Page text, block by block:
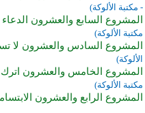
- مكتبة الألوكة)
المشروع السابع والعشرون الدعاء
مكتبة الألوكة)
المشروع السادس والعشرون لا
الألوكة)
المشروع الخامس والعشرون
مكتبة الألوكة)
المشروع الرابع والعشرون